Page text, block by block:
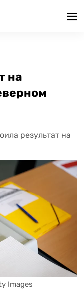
на
результат на
Images